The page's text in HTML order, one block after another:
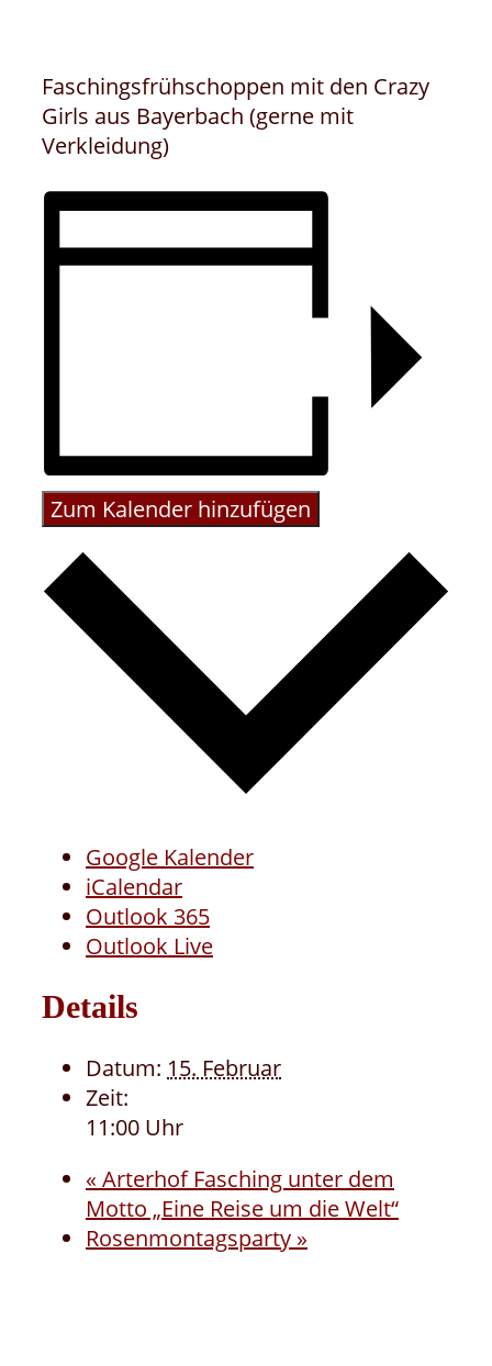
Faschingsfrühschoppen mit den Crazy
Girls aus Bayerbach (gerne mit
Verkleidung)
Zum Kalender hinzufügen
Google Kalender
iCalendar
Outlook 365
Outlook Live
Details
Datum: 15. Februar
Zeit:
11:00 Uhr
« Arterhof Fasching unter dem
Motto „Eine Reise um die Welt“
Rosenmontagsparty »